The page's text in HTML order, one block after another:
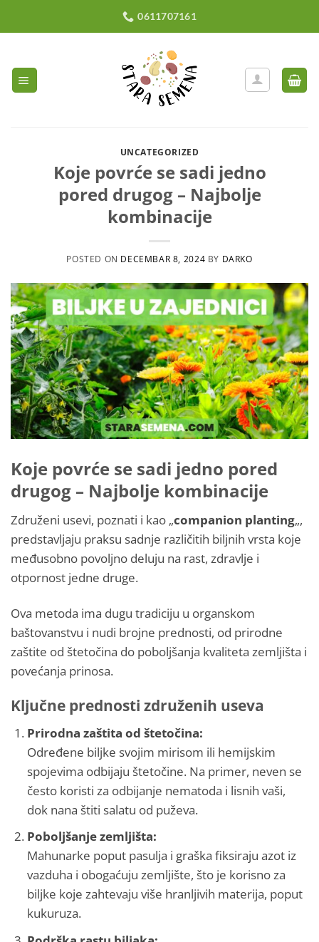
0611707161
UNCATEGORIZED
Koje povrće se sadi jedno
pored drugog – Najbolje
kombinacije
POSTED ON DECEMBAR 8, 2024 BY DARKO
Koje povrće se sadi jedno pored
drugog – Najbolje kombinacije
Združeni usevi, poznati i kao „companion planting„,
predstavljaju praksu sadnje različitih biljnih vrsta koje
međusobno povoljno deluju na rast, zdravlje i
otpornost jedne druge.
Ova metoda ima dugu tradiciju u organskom
baštovanstvu i nudi brojne prednosti, od prirodne
zaštite od štetočina do poboljšanja kvaliteta zemljišta i
povećanja prinosa.
Ključne prednosti združenih useva
Prirodna zaštita od štetočina:
Određene biljke svojim mirisom ili hemijskim
spojevima odbijaju štetočine. Na primer, neven se
često koristi za odbijanje nematoda i lisnih vaši,
dok nana štiti salatu od puževa.
Poboljšanje zemljišta:
Mahunarke poput pasulja i graška fiksiraju azot iz
vazduha i obogaćuju zemljište, što je korisno za
biljke koje zahtevaju više hranljivih materija, poput
kukuruza​.